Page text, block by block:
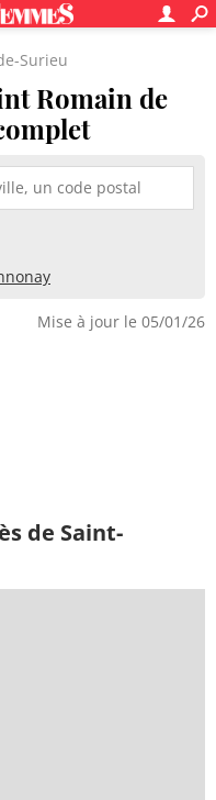
Surieu
Romain de
Mise à jour le 05/01/26
de Saint-